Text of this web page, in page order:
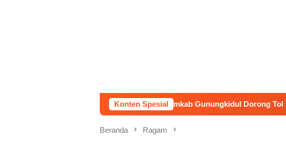
Konten Spesial
Pemkab Gunungkidul Dorong Tol Tembus
Beranda Ragam